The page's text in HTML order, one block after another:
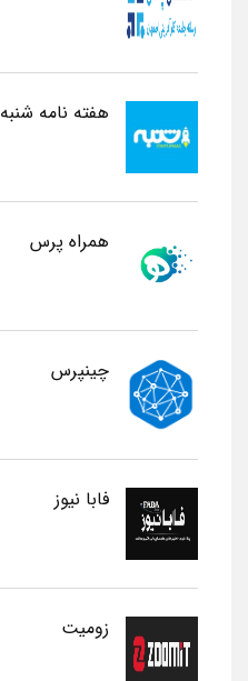
هفته نامه شنبه
همراه پرس
چینپرس
فابا نیوز
زومیت